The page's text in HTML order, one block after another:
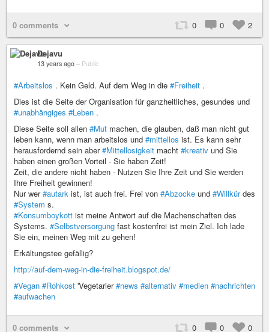
0 comments 0 0 2
Dejavu
13 years ago – Public
#Arbeitslos . Kein Geld. Auf dem Weg in die #Freiheit .
Dies ist die Seite der Organisation für ganzheitliches, gesundes und
#unabhängiges #Leben .
Diese Seite soll allen #Mut machen, die glauben, daß man nicht gut
leben kann, wenn man arbeitslos und #mittellos ist. Es kann sehr
herausfordernd sein aber#Mittellosigkeit macht #kreativ und Sie
haben einen großen Vorteil - Sie haben Zeit!
Zeit, die andere nicht haben - Nutzen Sie Ihre Zeit und Sie werden
Ihre Freiheit gewinnen!
Nur wer#autark ist, ist auch frei. Frei von #Abzocke und #Willkürdes
#System s.
#Konsumboykott ist meine Antwort auf die Machenschaften des
Systems. #Selbstversorgung fast kostenfrei ist mein Ziel. Ich lade
Sie ein, meinen Weg mit zu gehen!
Erkältungstee gefällig?
http://auf-dem-weg-in-die-freiheit.blogspot.de/
#Vegan #Rohkost 'Vegetarier#news #alternativ #medien #nachrichten
#aufwachen
0 comments 0 0 0